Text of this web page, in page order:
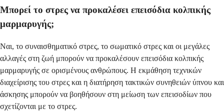
Μπορεί το στρες να προκαλέσει επεισόδια κολπικής
μαρμαρυγής;
Ναι, το συναισθηματικό στρες, το σωματικό στρες και οι μεγάλες
αλλαγές στη ζωή μπορούν να προκαλέσουν επεισόδια κολπικής
μαρμαρυγής σε ορισμένους ανθρώπους. Η εκμάθηση τεχνικών
διαχείρισης του στρες και η διατήρηση τακτικών συνηθειών ύπνου και
άσκησης μπορούν να βοηθήσουν στη μείωση των επεισοδίων που
σχετίζονται με το στρες.